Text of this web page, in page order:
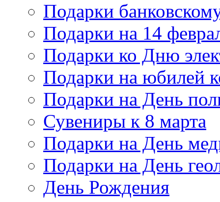
Подарки
Подарки на 14
Подарки ко Дню
Подарки на юбилей
Подарки на День
Сувениры к 8 марта
Подарки на День
Подарки на День
День Рождения